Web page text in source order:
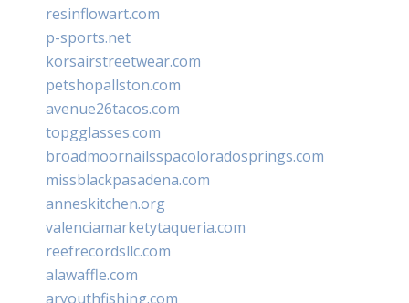
resinflowart.com
p-sports.net
korsairstreetwear.com
petshopallston.com
avenue26tacos.com
topgglasses.com
broadmoornailsspacoloradosprings.com
missblackpasadena.com
anneskitchen.org
valenciamarketytaqueria.com
reefrecordsllc.com
alawaffle.com
aryouthfishing.com